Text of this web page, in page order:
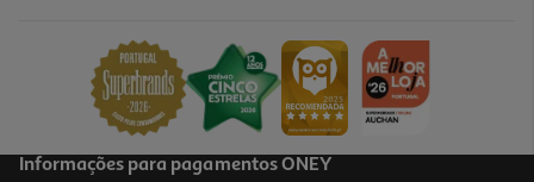
Informações para pagamentos ONEY